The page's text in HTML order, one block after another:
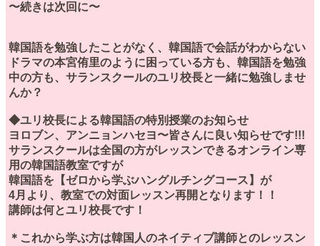
〜続きは次回に〜
韓国語を勉強したことがなく、韓国語で会話がわからない
ドラマの本宮侑里のように困っている方も、韓国語を勉強
中の方も、サランスクールのユリ校長と一緒に勉強しませ
んか？
◆ユリ校長による韓国語の特別授業のお知らせ
ヨロブン、アンニョンハセヨ〜皆さんに良い知らせです!!!
サランスクールは全国の方がレッスンできるオンライン専
用の韓国語教室ですが
韓国語を【ゼロから学ぶハングルチングコース】が
4月より、教室での対面レッスン再開となります！！
講師は何とユリ校長です！
＊これから学ぶ方は韓国人のネイティブ講師とのレッスン